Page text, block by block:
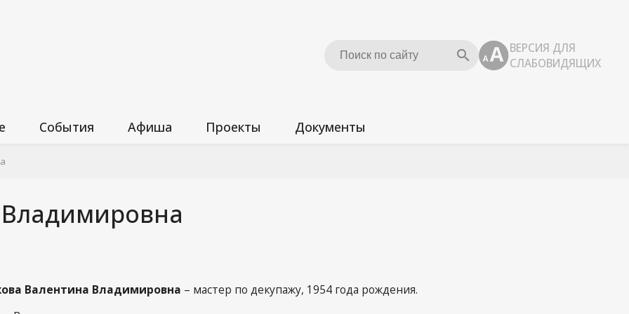
ВЕРСИЯ ДЛЯ
СЛАБОВИДЯЩИХ
События Афиша Проекты Документы
Валентина Владимировна – мастер по декупажу, 1954 года рождения.